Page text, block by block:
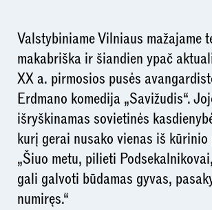
Valstybiniame Vilniaus mažajame
makabriška ir šiandien ypač
XX a. pirmosios pusės
Erdmano komedija „Savižudis“.
išryškinamas sovietinės
kurį gerai nusako vienas iš kūrinio
„Šiuo metu, pilieti
gali galvoti būdamas gyvas,
numiręs.“